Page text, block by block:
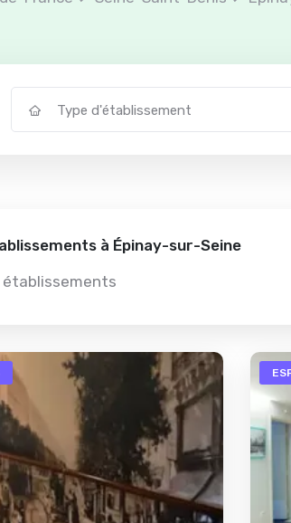
Type d'établissement
à Épinay-sur-Seine
établissements